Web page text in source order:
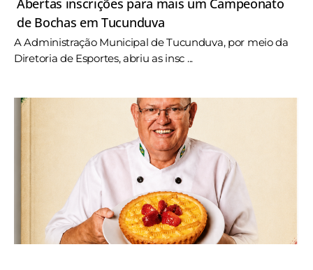
Abertas inscrições para mais um Campeonato
de Bochas em Tucunduva
A Administração Municipal de Tucunduva, por meio da
Diretoria de Esportes, abriu as insc ...